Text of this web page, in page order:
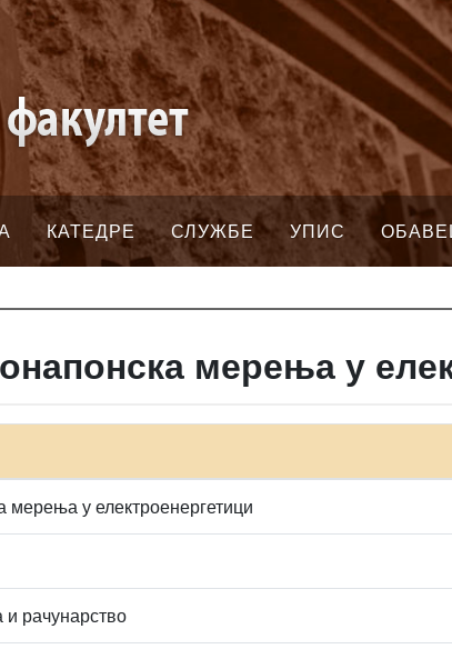
КАТЕДРЕ СЛУЖБЕ УПИС
мерења у
мерења у електроенергетици
и рачунарство